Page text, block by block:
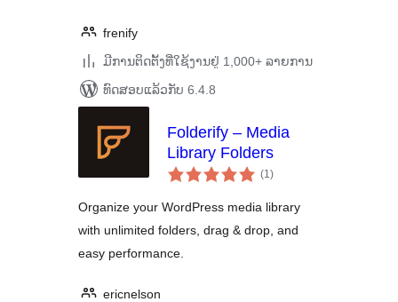
frenify
ມີການຕິດຕັ້ງທີ່ໃຊ້ງານຢູ່ 1,000+ ລາຍການ
ທົດສອບແລ້ວກັບ 6.4.8
Folderify – Media
Library Folders
(1ຄະແນນ
ທັງໝົດ
)
Organize your WordPress media library
with unlimited folders, drag & drop, and
easy performance.
ericnelson